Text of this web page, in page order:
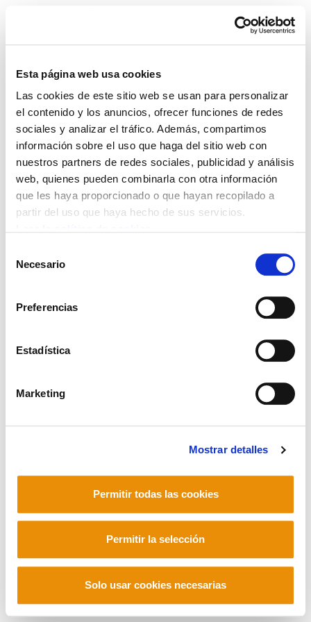
Esta página web usa cookies
Las cookies de este sitio web se usan para personalizar
el contenido y los anuncios, ofrecer funciones de redes
sociales y analizar el tráfico. Además, compartimos
información sobre el uso que haga del sitio web con
nuestros partners de redes sociales, publicidad y análisis
web, quienes pueden combinarla con otra información
que les haya proporcionado o que hayan recopilado a
partir del uso que haya hecho de sus servicios.
Necesario
Preferencias
Estadística
Marketing
Mostrar detalles
Permitir todas las cookies
Permitir la selección
Solo usar cookies necesarias
actividades
POLÍTICA DE COOKIES
CANAL DE INFORMACIÓN
POLÍTICA DE PRIVACIDAD
MAPA DEL SITIO
ACCESIBILIDAD
Telf. +34 94 403 77 99
Contacto